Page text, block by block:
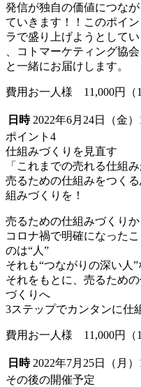
発信が独自の価値につなが
ていきます！！このポイ
ラで盛り上げようとしてい
、コトマーケティング協
と一緒にお届けします。
費用お一人様 11,000円（1
日時 2022年6月24日（金
ポイント4
仕組みづくりを見直す
「これまでの売れる仕組
売るための仕組みをつく
組みづくりを！
売るための仕組みづくり
コロナ禍で明確になった
のは“人”
それも“つながりの深い人”
それをもとに、売るため
づくりへ
3ステップでカンタンに仕
費用お一人様 11,000円（1
日時 2022年7月25日（月
その後の開催予定